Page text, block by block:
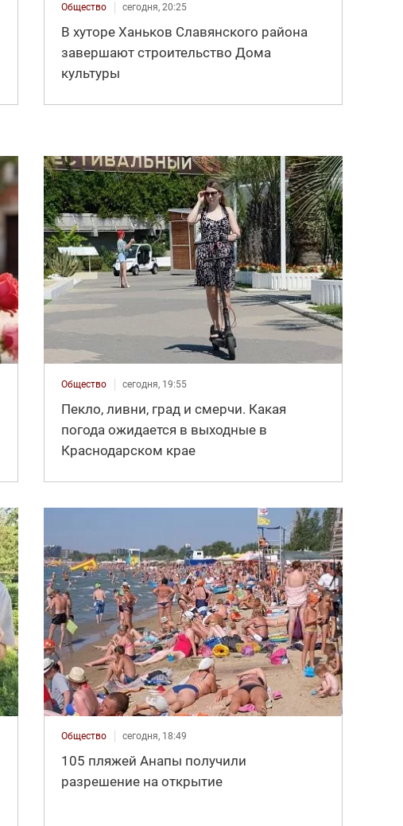
Общество сегодня, 20:25
В хуторе Ханьков Славянского района
завершают строительство Дома
культуры
Общество сегодня, 19:55
Пекло, ливни, град и смерчи. Какая
погода ожидается в выходные в
Краснодарском крае
Общество сегодня, 18:49
105 пляжей Анапы получили
разрешение на открытие